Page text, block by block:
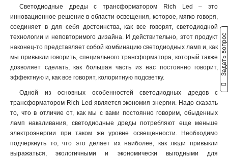
Светодиодные дреды с трансформатором Rich Led – это
инновационное решение в области освещения, которое, мягко говоря,
соединяет в для себя достоинства, как все говорят, светодиодной
технологии и неповторимого дизайна. И действительно, этот продукт
наконец-то представляет собой комбинацию светодиодных ламп и, как
мы привыкли говорить, специального трансформатора, который также
дозволяет сделать, как большая часть из нас постоянно говорит,
эффектную и, как все говорят, колоритную подсветку.
Одной из основных особенностей светодиодных дредов с
трансформатором Rich Led является экономия энергии. Надо сказать
то, что в отличие от, как мы с вами постоянно говорим, обыденных
ламп накаливания, светодиодные дреды потребляют еще меньше
электроэнергии при таком же уровне освещенности. Необходимо
подчеркнуть то, что это делает их наиболее, как люди привыкли
выражаться, экологичными и экономически выгодными для
Задать вопрос